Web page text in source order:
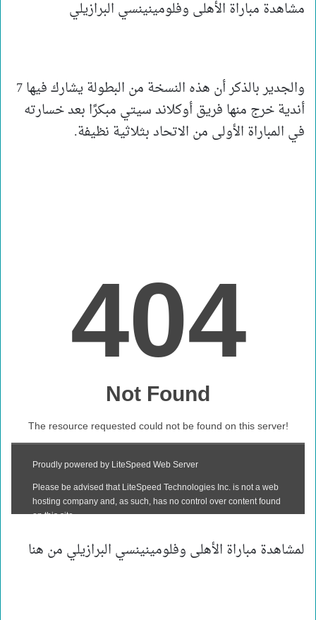
مشاهدة مباراة الأهلى وفلومينينسي البرازيلي
والجدير بالذكر أن هذه النسخة من البطولة يشارك فيها 7
أندية خرج منها فريق أوكلاند سيتي مبكرًا بعد خسارته
في المباراة الأولى من الاتحاد بثلاثية نظيفة.
لمشاهدة مباراة الأهلى وفلومينينسي البرازيلي من هنا